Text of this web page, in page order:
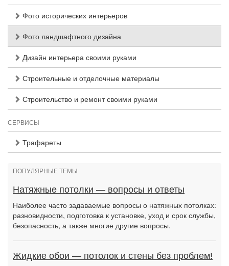
Фото исторических интерьеров
Фото ландшафтного дизайна
Дизайн интерьера своими руками
Строительные и отделочные материалы
Строительство и ремонт своими руками
СЕРВИСЫ
Трафареты
ПОПУЛЯРНЫЕ ТЕМЫ
Натяжные потолки — вопросы и ответы
Наиболее часто задаваемые вопросы о натяжных потолках:
разновидности, подготовка к установке, уход и срок службы,
безопасность, а также многие другие вопросы.
Жидкие обои — потолок и стены без проблем!